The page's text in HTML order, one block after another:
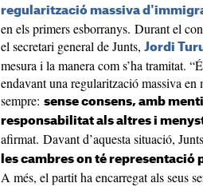
regularització massiva
en els primers esborranys. Durant el
el secretari general de Junts, Jordi
mesura i la manera com s’ha tramitat.
endavant una regularització massiva
sempre: sense consens, amb
responsabilitat als altres i
afirmat. Davant d’aquesta situació, Junts
les cambres on té
A més, el partit ha encarregat als seus